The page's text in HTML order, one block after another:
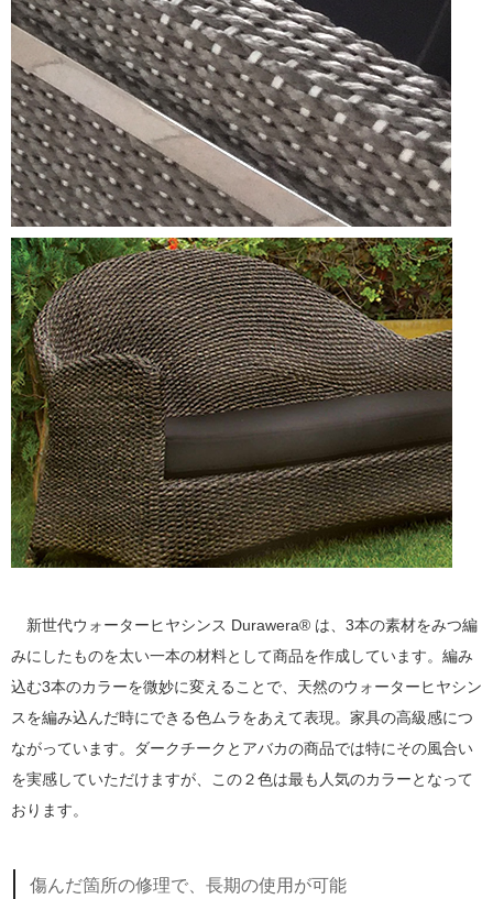
新世代ウォーターヒヤシンス Durawera® は、3本の素材をみつ編
みにしたものを太い一本の材料として商品を作成しています。編み
込む3本のカラーを微妙に変えることで、天然のウォーターヒヤシン
スを編み込んだ時にできる色ムラをあえて表現。家具の高級感につ
ながっています。ダークチークとアバカの商品では特にその風合い
を実感していただけますが、この２色は最も人気のカラーとなって
おります。
傷んだ箇所の修理で、長期の使用が可能